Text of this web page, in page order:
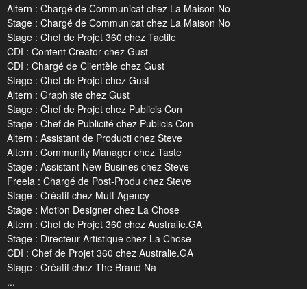
Altern : Chargé de Communicat chez La Maison No
Stage : Chargé de Communicat chez La Maison No
Stage : Chef de Projet 360 chez Tactile
CDI : Content Creator chez Gust
CDI : Chargé de Clientèle chez Gust
Stage : Chef de Projet chez Gust
Altern : Graphiste chez Gust
Stage : Chef de Projet chez Publicis Con
Stage : Chef de Publicité chez Publicis Con
Altern : Assistant de Producti chez Steve
Altern : Community Manager chez Taste
Stage : Assistant New Busines chez Steve
Freela : Chargé de Post-Produ chez Steve
Stage : Créatif chez Mutt Agency
Stage : Motion Designer chez La Chose
Altern : Chef de Projet 360 chez Australie.GA
Stage : Directeur Artistique chez La Chose
CDI : Chef de Projet 360 chez Australie.GA
Stage : Créatif chez The Brand Na
...